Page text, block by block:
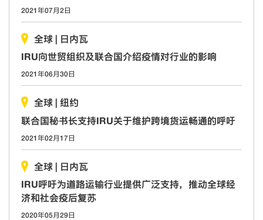
2021年07月2日
全球 | 日内瓦
IRU向世贸组织及联合国介绍疫情对行业的影响
2021年06月30日
全球 | 纽约
联合国秘书长支持IRU关于维护跨境货运畅通的呼吁
2021年02月17日
全球 | 日内瓦
IRU呼吁为道路运输行业提供广泛支持，推动全球经
济和社会疫后复苏
2020年05月29日